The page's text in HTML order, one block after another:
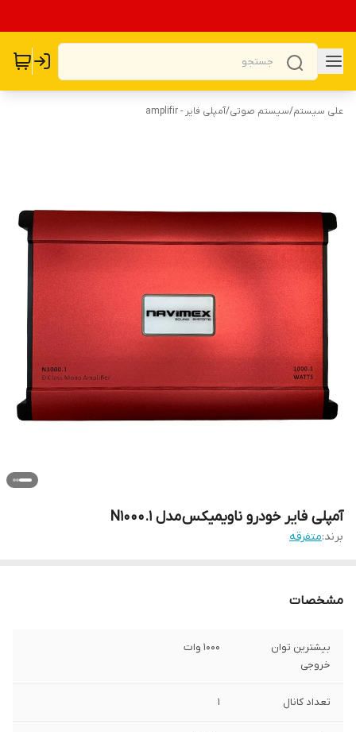
علی سیستم/سیستم صوتی/آمپلی فایر - amplifir
آمپلی فایر خودرو ناویمیکس مدل N1000.1
برند:متفرقه
مشخصات
بیشترین توان
خروجی
1000 وات
تعداد کانال 1